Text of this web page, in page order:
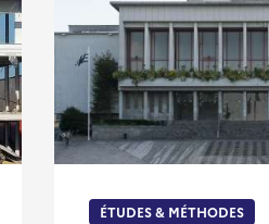
ÉTUDES & MÉTHODES